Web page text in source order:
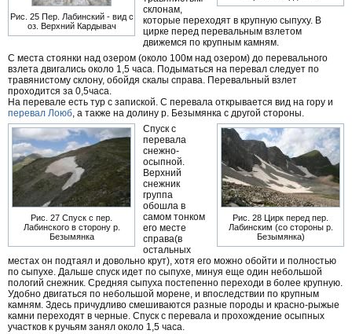
Рис. 25 Пер. Лабинский - вид с
оз. Верхний Кардывач
склонам,
которые переходят в крупную сыпуху. В
цирке перед перевальным взлетом
движемся по крупным камням.
С места стоянки над озером (около 100м над озером) до перевального
взлета двигались около 1,5 часа. Подыматься на перевал следует по
травянистому склону, обойдя скалы справа. Перевальный взлет
проходится за 0,5часа.
На перевале есть тур с запиской. С перевала открывается вид на гору и
перевал Лоюб, а также на долину р. Безымянка с другой стороны.
Рис. 27 Спуск с пер.
Лабинского в сторону р.
Безымянка
Рис. 28 Цирк перед пер.
Лабинским (со стороны р.
Безымянка)
Спуск с
перевала
снежно-
осыпной.
Верхний
снежник
группа
обошла в
самом тонком
его месте
справа(в
остальных
местах он подтаял и довольно крут), хотя его можно обойти и полностью
по сыпухе. Дальше спуск идет по сыпухе, минуя еще один небольшой
пологий снежник. Средняя сыпуха постепенно переходи в более крупную.
Удобно двигаться по небольшой морене, и впоследствии по крупным
камням. Здесь причудливо смешиваются разные породы и красно-рыжые
камни переходят в черные. Спуск с перевала и прохождение осыпных
участков к ручьям занял около 1,5 часа.